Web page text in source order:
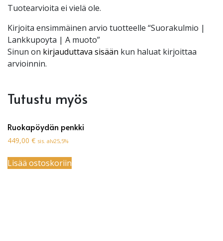
Tuotearvioita ei vielä ole.
Kirjoita ensimmäinen arvio tuotteelle “Suorakulmio |
Lankkupoyta | A muoto”
Sinun on kirjauduttava sisään kun haluat kirjoittaa
arvioinnin.
Tutustu myös
Ruokapöydän penkki
449,00 € sis. alv25,5%
Lisää ostoskoriin